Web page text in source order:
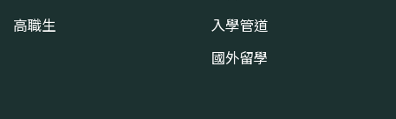
高職生
入學管道
國外留學